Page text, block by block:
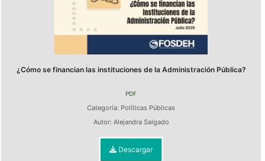
¿Cómo se financian las instituciones de la Administración Pública?
PDF
Categoría: Políticas Públicas
Autor: Alejandra Salgado
Descargar